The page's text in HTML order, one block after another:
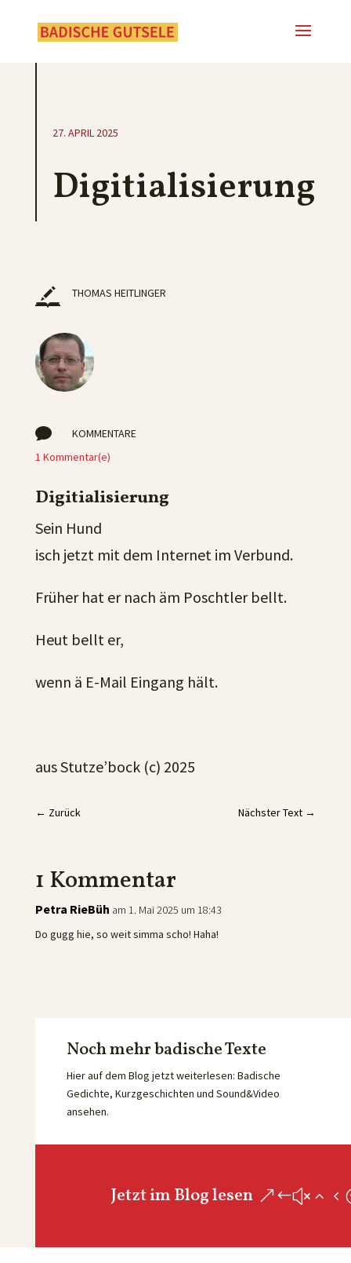
27. APRIL 2025
Digitialisierung
THOMAS HEITLINGER

KOMMENTARE
1 Kommentar(e)
Digitialisierung
Sein Hund
isch jetzt mit dem Internet im Verbund.
Früher hat er nach äm Poschtler bellt.
Heut bellt er,
wenn ä E-Mail Eingang hält.
aus Stutze’bock (c) 2025
← Zurück Nächster Text →
1 Kommentar
Petra RieBüh am 1. Mai 2025 um 18:43
Do gugg hie, so weit simma scho! Haha!
Noch mehr badische Texte
Hier auf dem Blog jetzt weiterlesen: Badische
Gedichte, Kurzgeschichten und Sound&Video
ansehen.
Jetzt im Blog lesen